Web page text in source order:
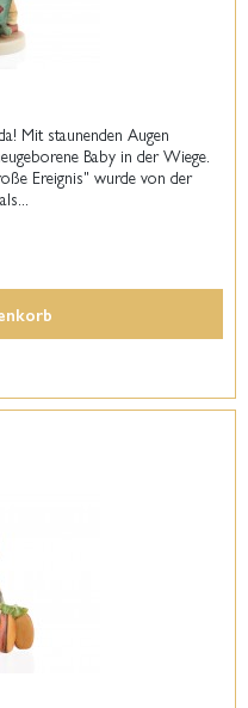
Mit staunenden Augen
Baby in der Wiege.
Ereignis" wurde von der